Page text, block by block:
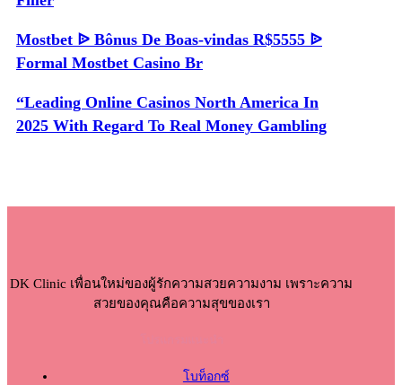
Mostbet ᐉ Bônus De Boas-vindas R$5555 ᐉ
Formal Mostbet Casino Br
“Leading Online Casinos North America In
2025 With Regard To Real Money Gambling
DK Clinic เพื่อนใหม่ของผู้รักความสวยความงาม เพราะความ
สวยของคุณคือความสุขของเรา
โบท็อกซ์